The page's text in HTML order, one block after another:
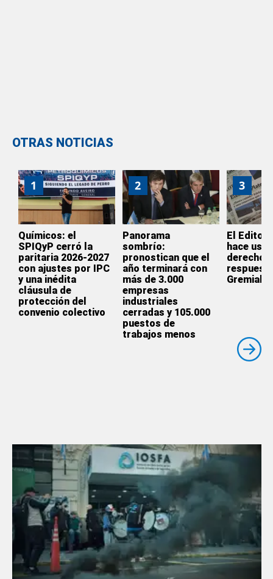
OTRAS NOTICIAS
1
Químicos: el
SPIQyP cerró la
paritaria 2026-2027
con ajustes por IPC
y una inédita
cláusula de
protección del
convenio colectivo
2
Panorama
sombrío:
pronostican que el
año terminará con
más de 3.000
empresas
industriales
cerradas y 105.000
puestos de
trabajos menos
3
El Editor
hace uso
derecho
Gremial